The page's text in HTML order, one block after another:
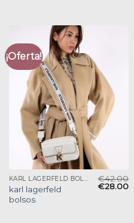
¡Oferta!
KARL LAGERFELD BOLSOS
karl lagerfeld
bolsos
€42.00
€28.00